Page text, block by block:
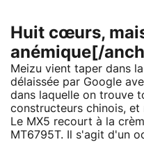
Huit cœurs,
anémique[/
Meizu vient taper dans
délaissée par Google
dans laquelle on trouve
constructeurs chinois, et
Le MX5 recourt à la
MT6795T. Il s'agit d'un